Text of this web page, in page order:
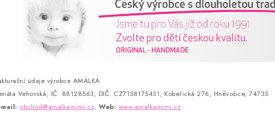
údaje výrobce AMÁLKA
Vehovská, IČ: 88128563, DIČ: CZ7158175431, Kobeřická 276, Hněvošice, 74735
obchod@amalkamimi.cz, Web: www.amalkamimi.cz